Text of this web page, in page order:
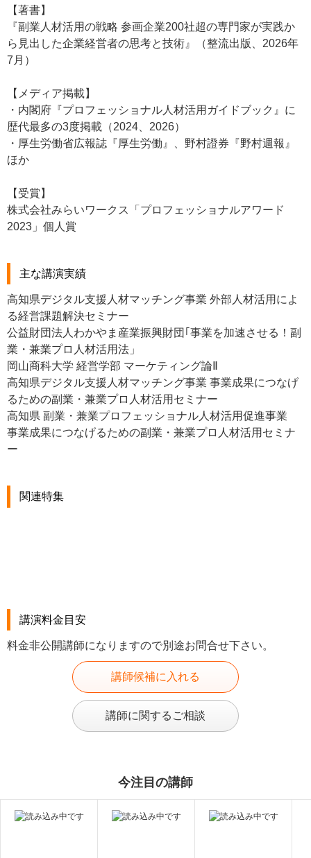
【著書】
『副業人材活用の戦略 参画企業200社超の専門家が実践か
ら見出した企業経営者の思考と技術』（整流出版、2026年
7月）
【メディア掲載】
・内閣府『プロフェッショナル人材活用ガイドブック』に
歴代最多の3度掲載（2024、2026）
・厚生労働省広報誌『厚生労働』、野村證券『野村週報』
ほか
【受賞】
株式会社みらいワークス「プロフェッショナルアワード
2023」個人賞
主な講演実績
高知県デジタル支援人材マッチング事業 外部人材活用によ
る経営課題解決セミナー
公益財団法人わかやま産業振興財団｢事業を加速させる！副
業・兼業プロ人材活用法」
岡山商科大学 経営学部 マーケティング論Ⅱ
高知県デジタル支援人材マッチング事業 事業成果につなげ
るための副業・兼業プロ人材活用セミナー
高知県 副業・兼業プロフェッショナル人材活用促進事業
事業成果につなげるための副業・兼業プロ人材活用セミナ
ー
関連特集
講演料金目安
料金非公開講師になりますので別途お問合せ下さい。
講師候補に入れる
講師に関するご相談
今注目の講師